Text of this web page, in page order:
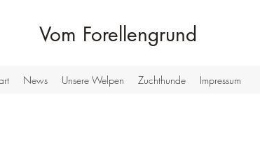
Vom Forellengrund
News Unsere Welpen Zuchthunde Impressum